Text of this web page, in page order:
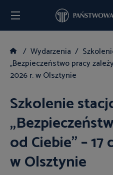
Wydarzenia
„Bezpieczeństwo pracy
2026 r. w Olsztynie
Szkolenie
od Ciebie” –
w Olsztynie